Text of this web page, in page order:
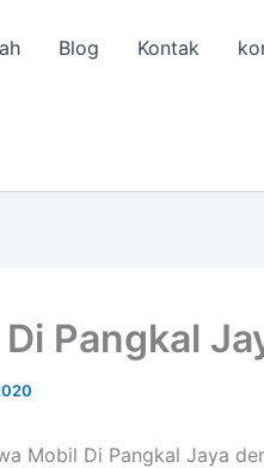
Blog Kontak
Pangkal
Mobil Di Pangkal Jaya